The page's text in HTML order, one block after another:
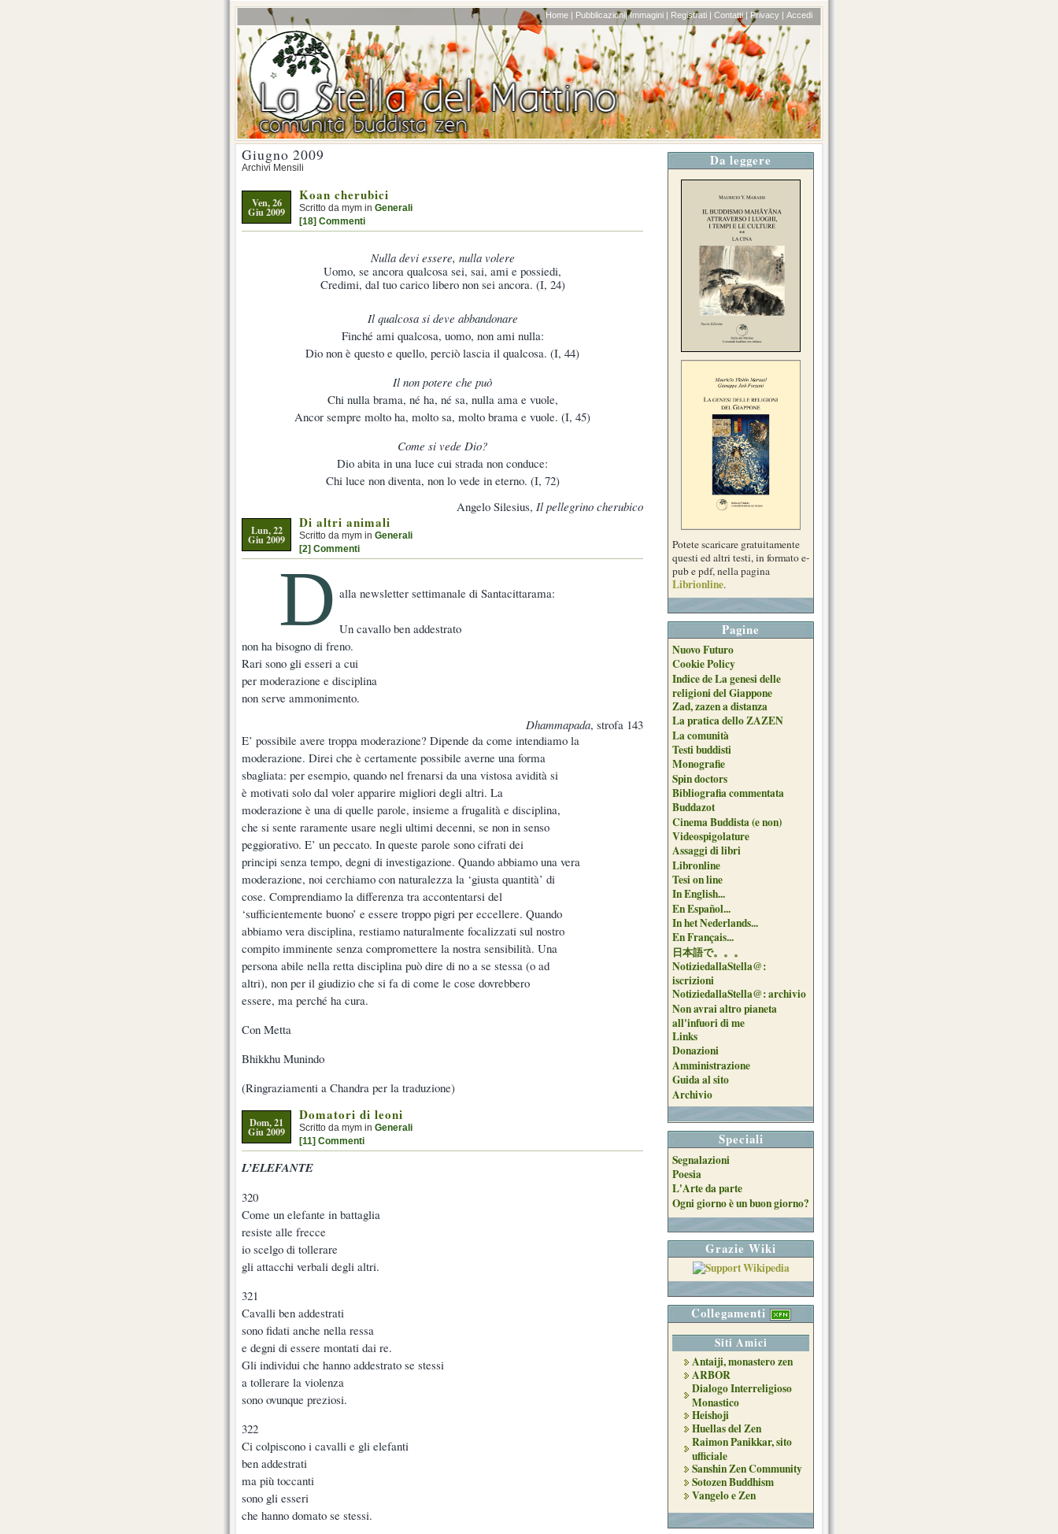
Home | Pubblicazioni| Immagini | Registrati | Contatti | Privacy | Accedi
Giugno 2009
Archivi Mensili
Ven, 26
Giu 2009
Koan cherubici
Scritto da mym in Generali
[18] Commenti
Nulla devi essere, nulla volere
Uomo, se ancora qualcosa sei, sai, ami e possiedi,
Credimi, dal tuo carico libero non sei ancora. (I, 24)
Il qualcosa si deve abbandonare
Finché ami qualcosa, uomo, non ami nulla:
Dio non è questo e quello, perciò lascia il qualcosa. (I, 44)
Il non potere che può
Chi nulla brama, né ha, né sa, nulla ama e vuole,
Ancor sempre molto ha, molto sa, molto brama e vuole. (I, 45)
Come si vede Dio?
Dio abita in una luce cui strada non conduce:
Chi luce non diventa, non lo vede in eterno. (I, 72)
Angelo Silesius, Il pellegrino cherubico
Lun, 22
Giu 2009
Di altri animali
Scritto da mym in Generali
[2] Commenti
D alla newsletter settimanale di Santacittarama:
Un cavallo ben addestrato
non ha bisogno di freno.
Rari sono gli esseri a cui
per moderazione e disciplina
non serve ammonimento.
Dhammapada, strofa 143
E’ possibile avere troppa moderazione? Dipende da come intendiamo la
moderazione. Direi che è certamente possibile averne una forma
sbagliata: per esempio, quando nel frenarsi da una vistosa avidità si
è motivati solo dal voler apparire migliori degli altri. La
moderazione è una di quelle parole, insieme a frugalità e disciplina,
che si sente raramente usare negli ultimi decenni, se non in senso
peggiorativo. E’ un peccato. In queste parole sono cifrati dei
principi senza tempo, degni di investigazione. Quando abbiamo una vera
moderazione, noi cerchiamo con naturalezza la ‘giusta quantità’ di
cose. Comprendiamo la differenza tra accontentarsi del
‘sufficientemente buono’ e essere troppo pigri per eccellere. Quando
abbiamo vera disciplina, restiamo naturalmente focalizzati sul nostro
compito imminente senza compromettere la nostra sensibilità. Una
persona abile nella retta disciplina può dire di no a se stessa (o ad
altri), non per il giudizio che si fa di come le cose dovrebbero
essere, ma perché ha cura.
Con Metta
Bhikkhu Munindo
(Ringraziamenti a Chandra per la traduzione)
Dom, 21
Giu 2009
Domatori di leoni
Scritto da mym in Generali
[11] Commenti
L’ELEFANTE
320
Come un elefante in battaglia
resiste alle frecce
io scelgo di tollerare
gli attacchi verbali degli altri.
321
Cavalli ben addestrati
sono fidati anche nella ressa
e degni di essere montati dai re.
Gli individui che hanno addestrato se stessi
a tollerare la violenza
sono ovunque preziosi.
322
Ci colpiscono i cavalli e gli elefanti
ben addestrati
ma più toccanti
sono gli esseri
che hanno domato se stessi.
Da leggere
Potete scaricare gratuitamente
questi ed altri testi, in formato e-
pub e pdf, nella pagina
Librionline.
Pagine
Nuovo Futuro
Cookie Policy
Indice de La genesi delle
religioni del Giappone
Zad, zazen a distanza
La pratica dello ZAZEN
La comunità
Testi buddisti
Monografie
Spin doctors
Bibliografia commentata
Buddazot
Cinema Buddista (e non)
Videospigolature
Assaggi di libri
Libronline
Tesi on line
In English...
En Español...
In het Nederlands...
En Français...
日本語で。。。
NotiziedallaStella@:
iscrizioni
NotiziedallaStella@: archivio
Non avrai altro pianeta
all'infuori di me
Links
Donazioni
Amministrazione
Guida al sito
Archivio
Speciali
Segnalazioni
Poesia
L'Arte da parte
Ogni giorno è un buon giorno?
Grazie Wiki
Collegamenti
Siti Amici
Antaiji, monastero zen
ARBOR
Dialogo Interreligioso
Monastico
Heishoji
Huellas del Zen
Raimon Panikkar, sito
ufficiale
Sanshin Zen Community
Sotozen Buddhism
Vangelo e Zen